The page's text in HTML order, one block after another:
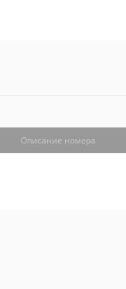
Описание номера